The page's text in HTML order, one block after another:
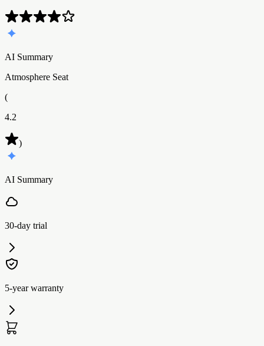
AI Summary
Atmosphere Seat
(
4.2
)
AI Summary
30-day trial
5-year warranty